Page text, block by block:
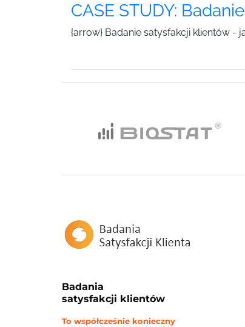
CASE STUDY:
{arrow} Badanie satysfakcji klientów -
Badania
satysfakcji klientów
To współcześnie konieczny